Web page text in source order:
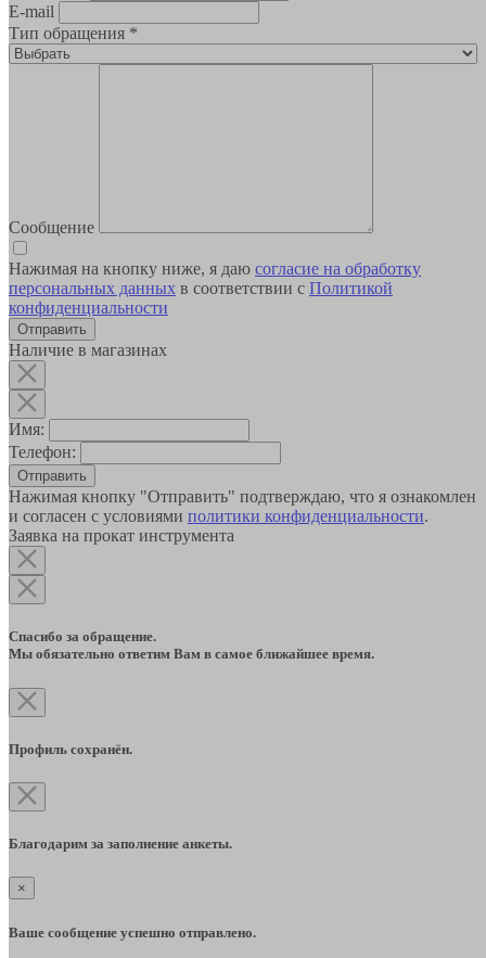
E-mail
Тип обращения *
Сообщение
Нажимая на кнопку ниже, я даю согласие на обработку
персональных данных в соответствии с Политикой
конфиденциальности
Наличие в магазинах
Имя:
Телефон:
Отправить
Нажимая кнопку "Отправить" подтверждаю, что я ознакомлен
и согласен с условиями политики конфиденциальности.
Заявка на прокат инструмента
Спасибо за обращение.
Мы обязательно ответим Вам в самое ближайшее время.
Профиль сохранён.
Благодарим за заполнение анкеты.
×
Ваше сообщение успешно отправлено.